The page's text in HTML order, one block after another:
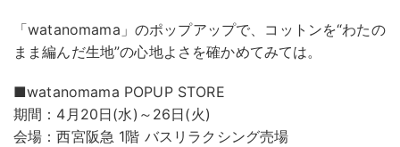
「watanomama」のポップアップで、コットンを“わたの
まま編んだ生地”の心地よさを確かめてみては。
■watanomama POPUP STORE
期間：4月20日(水)～26日(火)
会場：西宮阪急 1階 バスリラクシング売場